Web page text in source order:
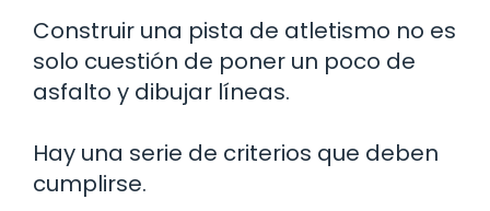
Construir una pista de atletismo no es
solo cuestión de poner un poco de
asfalto y dibujar líneas.
Hay una serie de criterios que deben
cumplirse.